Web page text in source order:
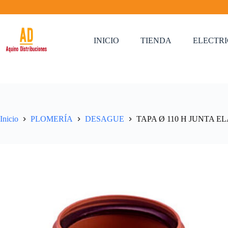
al
INICIO TIENDA
Inicio PLOMERÍA DESAGUE TAPA Ø 110 H JUNTA